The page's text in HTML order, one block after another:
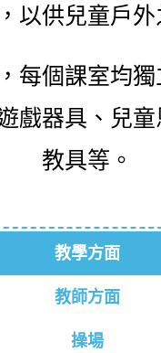
以供兒童戶外
每個課室均
戲器具、兒
教具等。
教學方面
教師方面
操場